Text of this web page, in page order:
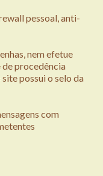
pessoal, anti-
nem efetue
procedência
possui o selo da
com